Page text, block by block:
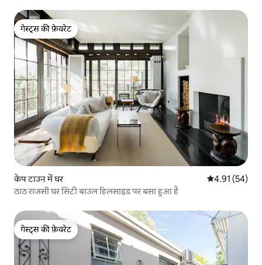
गेस्ट्स की फ़ेवरेट
गेस्ट्स की फ़ेवरेट
केप टाउन में घर औसत रेटिंग 5 में
4.91 (54)
ठाठ राजसी घर सिटी बाउल हिलसाइड पर बसा हुआ है
गेस्ट्स की फ़ेवरेट
गेस्ट्स की फ़ेवरेट